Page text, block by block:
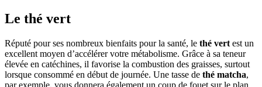
Le thé vert
Réputé pour ses nombreux bienfaits pour la santé, le thé vert est un
excellent moyen d’accélérer votre métabolisme. Grâce à sa teneur
élevée en catéchines, il favorise la combustion des graisses, surtout
lorsque consommé en début de journée. Une tasse de thé matcha,